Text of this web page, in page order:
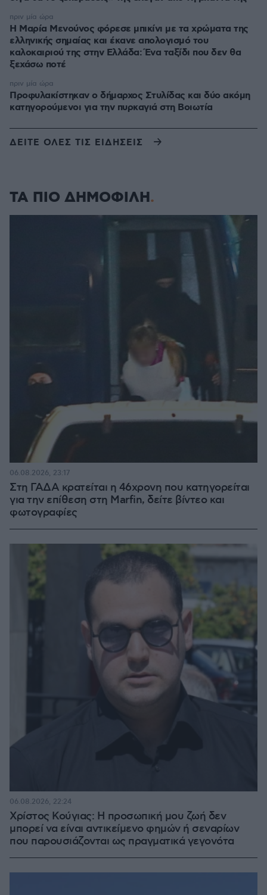
Η Μαρία Μενούνος φόρεσε μπικίνι με τα χρώματα της
ελληνικής σημαίας και έκανε απολογισμό του
καλοκαιριού της στην Ελλάδα: Ένα ταξίδι που δεν θα
ξεχάσω ποτέ
πριν μία ώρα
Προφυλακίστηκαν ο δήμαρχος Στυλίδας και δύο ακόμη
κατηγορούμενοι για την πυρκαγιά στη Βοιωτία
πριν μία ώρα
ΔΕΙΤΕ ΟΛΕΣ ΤΙΣ ΕΙΔΗΣΕΙΣ
ΤΑ ΠΙΟ ΔΗΜΟΦΙΛΗ
Στη ΓΑΔΑ κρατείται η 46χρονη που κατηγορείται
για την επίθεση στη Marfin, δείτε βίντεο και
φωτογραφίες
06.08.2026, 23:17
Χρίστος Κούγιας: Η προσωπική μου ζωή δεν
μπορεί να είναι αντικείμενο φημών ή σεναρίων
που παρουσιάζονται ως πραγματικά γεγονότα
06.08.2026, 22:24